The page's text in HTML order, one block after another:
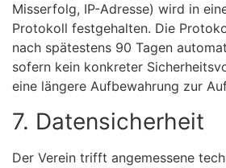
Misserfolg, IP-Adresse) wird in
Protokoll festgehalten. Die
nach spätestens 90 Tagen
sofern kein konkreter
eine längere Aufbewahrung zur
7. Datensicherheit
Der Verein trifft angemessene